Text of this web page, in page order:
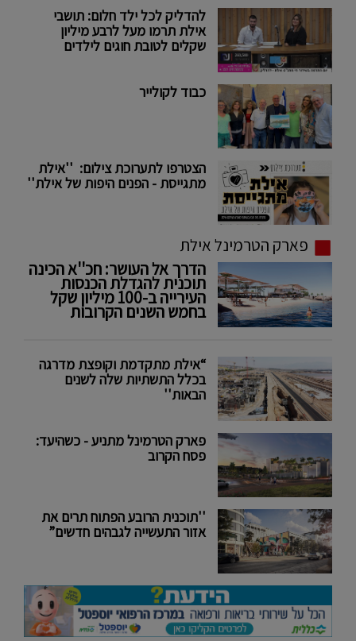
להדליק לכל ילד חלום: תושבי
אילת תרמו מעל לרבע מיליון
שקלים לטובת חוגים לילדים
כבוד לקולייר
הצטרפו לתערוכת צילום: ''אילת
מתגייסת - הפנים היפות של אילת''
פארק הטרמינל אילת
הדרך אל העושר: חכ''א הכינה
תוכנית להגדלת הכנסות
העירייה ב-100 מיליון שקל
בחמש השנים הקרובות
“אילת מתקדמת וקופצת מדרגה
בכלל התשתיות שלה לשנים
הבאות''
פארק הטרמינל מתניע - כשהיעד:
פסח הקרוב
''תוכנית הרובע הפתוח תרים את
אזור התעשייה לגבהים חדשים”